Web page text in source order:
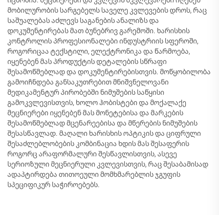
მობილურობის სარგებელს საველე კვლევების დროს, რაც
საშუალებას აძლევს საგანების ანალიზს და
დოკუმენტირებას მათ ბუნებრივ გარემოში. ხარისხის
კონტროლის პროფესიონალები ინდუსტრიის სფეროში,
როგორიცაა ტექსტილი, ელექტრონიკა და წარმოება,
იყენებენ მას პროდუქტის დეტალების სწრაფი
შესამოწმებლად და დოკუმენტირებისთვის. მოწყობილობა
გამოიჩნდება განსაკუთრებით მნიშვნელოვანი
მედიკამენტურ პირობებში ნიმუშების საწყისი
გამოკვლევისთვის, ხოლო ჰობისტები და მოქალაქე
მეცნიერები იყენებენ მას მონეტებისა და მარკების
შესამოწმებლად მცენარეებისა და მწერების ნიმუშების
შესასწავლად. მაღალი ხარისხის ოპტიკის და ციფრული
შესაძლებლობების კომბინაცია ხდის მას შესაფერის
როგორც არაფორმალური შესწავლისთვის, ასევე
სერიოზული მეცნიერული კვლევისთვის, რაც შესაბამისად
ადაპტირდება თითოეული მომხმარებლის ჯგუფის
სპეციფიკურ საჭიროებებს.